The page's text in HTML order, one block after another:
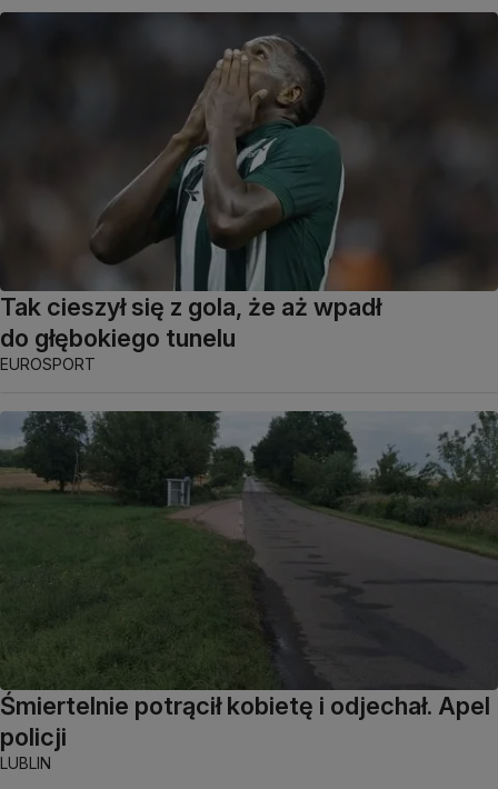
Tak cieszył się z gola, że aż wpadł
do głębokiego tunelu
EUROSPORT
Śmiertelnie potrącił kobietę i odjechał. Apel
policji
LUBLIN